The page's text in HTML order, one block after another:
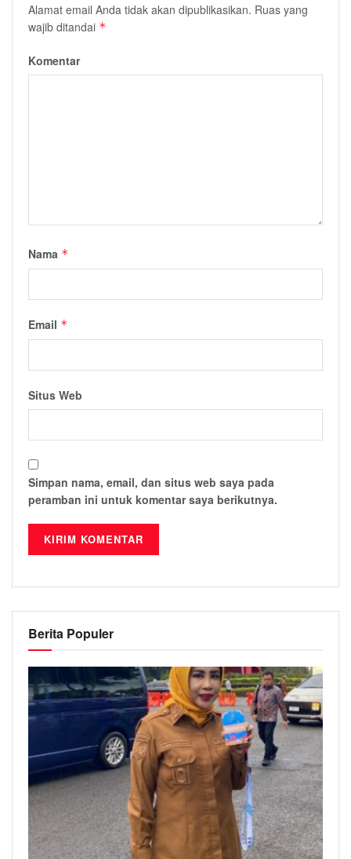
Alamat email Anda tidak akan dipublikasikan. Ruas yang
wajib ditandai *
Komentar
Nama *
Email *
Situs Web
Simpan nama, email, dan situs web saya pada
peramban ini untuk komentar saya berikutnya.
Berita Populer